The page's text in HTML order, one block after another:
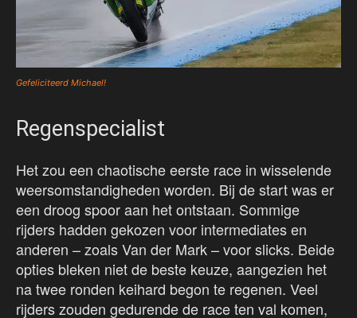
Gefeliciteerd Michael!
Regenspecialist
Het zou een chaotische eerste race in wisselende
weersomstandigheden worden. Bij de start was er
een droog spoor aan het ontstaan. Sommige
rijders hadden gekozen voor intermediates en
anderen – zoals Van der Mark – voor slicks. Beide
opties bleken niet de beste keuze, aangezien het
na twee ronden keihard begon te regenen. Veel
rijders zouden gedurende de race ten val komen,